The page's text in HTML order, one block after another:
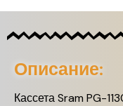
Описание:
Кассета Sram PG-